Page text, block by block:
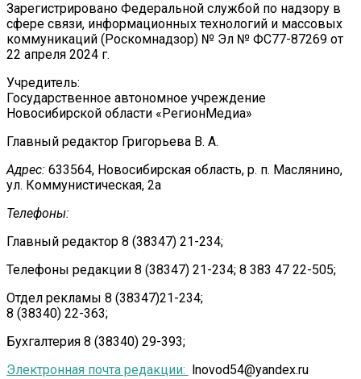
Зарегистрировано Федеральной службой по надзору в
сфере связи, информационных технологий и массовых
коммуникаций (Роскомнадзор) № Эл № ФС77-87269 от
22 апреля 2024 г.
Учредитель:
Государственное автономное учреждение
Новосибирской области «РегионМедиа»
Главный редактор Григорьева В. А.
Адрес: 633564, Новосибирская область, р. п. Маслянино,
ул. Коммунистическая, 2а
Телефоны:
Главный редактор 8 (38347) 21-234;
Телефоны редакции 8 (38347) 21-234; 8 383 47 22-505;
Отдел рекламы 8 (38347)21-234;
8 (38340) 22-363;
Бухгалтерия 8 (38340) 29-393;
Электронная почта редакции:
lnovod54@yandex.ru